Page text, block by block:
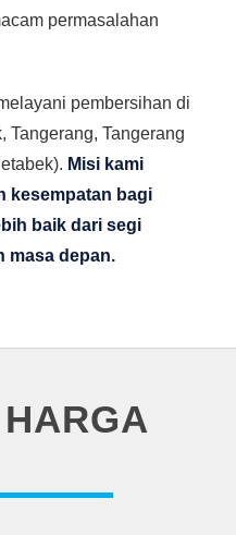
permasalahan
pembersihan di
Tangerang, Tangerang
Misi kami
kesempatan bagi
baik dari segi
masa depan.